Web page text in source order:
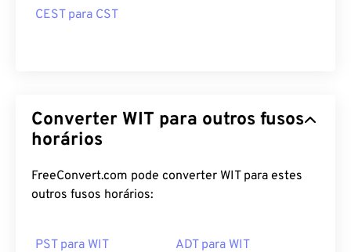
CEST para CST
Converter WIT para outros fusos
horários
FreeConvert.com pode converter WIT para estes
outros fusos horários:
PST para WIT ADT para WIT